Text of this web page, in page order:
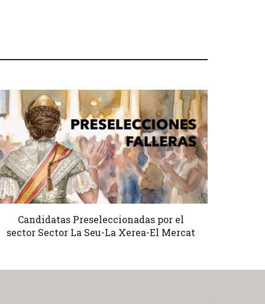
Candidatas Preseleccionadas por el
sector Sector La Seu-La Xerea-El Mercat